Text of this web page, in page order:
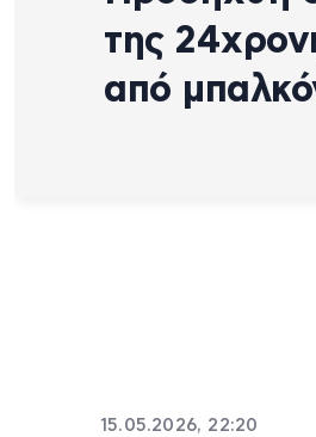
της
από
15.05.2026, 22:20